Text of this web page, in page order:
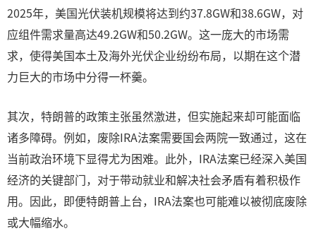
2025年，美国光伏装机规模将达到约37.8GW和38.6GW，对
应组件需求量高达49.2GW和50.2GW。这一庞大的市场需
求，使得美国本土及海外光伏企业纷纷布局，以期在这个潜
力巨大的市场中分得一杯羹。
其次，特朗普的政策主张虽然激进，但实施起来却可能面临
诸多障碍。例如，废除IRA法案需要国会两院一致通过，这在
当前政治环境下显得尤为困难。此外，IRA法案已经深入美国
经济的关键部门，对于带动就业和解决社会矛盾有着积极作
用。因此，即便特朗普上台，IRA法案也可能难以被彻底废除
或大幅缩水。